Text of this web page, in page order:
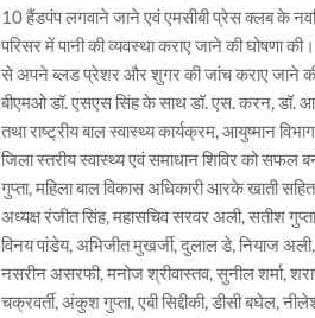
10 हैंडपंप लगवाने जाने एवं एमसीबी प्रेस क्लब के
परिसर में पानी की व्यवस्था कराए जाने की घोषणा
से अपने ब्लड प्रेशर और शुगर की जांच कराए जाने
बीएमओ डॉ. एसएस सिंह के साथ डॉ. एस. करन, डॉ.
तथा राष्ट्रीय बाल स्वास्थ्य कार्यक्रम, आयुष्मान
जिला स्तरीय स्वास्थ्य एवं समाधान शिविर को सफल
गुप्ता, महिला बाल विकास अधिकारी आरके खाती
अध्यक्ष रंजीत सिंह, महासचिव सरवर अली, सतीश
विनय पांडेय, अभिजीत मुखर्जी, दुलाल डे, नियाज अली,
नसरीन असरफी, मनोज श्रीवास्तव, सुनील शर्मा,
चक्रवर्ती, अंकुश गुप्ता, एबी सिद्दीकी, डीसी बघेल,